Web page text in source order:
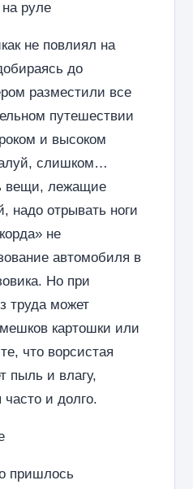
не повлиял на
до
разместили все
путешествии
и высоком
слишком…
вещи, лежащие
надо отрывать ноги
не
автомобиля в
Но при
труда может
картошки или
что ворсистая
пыль и влагу,
и долго.
пришлось